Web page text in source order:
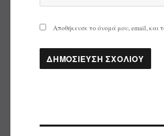
Αποθήκευσε το όνομά μου, email, και